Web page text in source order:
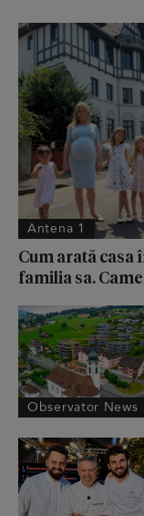
Antena 1
Cum arată casa
familia sa.
Observator News